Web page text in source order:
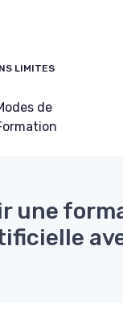
LIMITES
de
une